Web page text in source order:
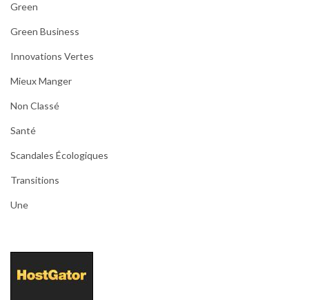
Green
Green Business
Innovations Vertes
Mieux Manger
Non Classé
Santé
Scandales Écologiques
Transitions
Une